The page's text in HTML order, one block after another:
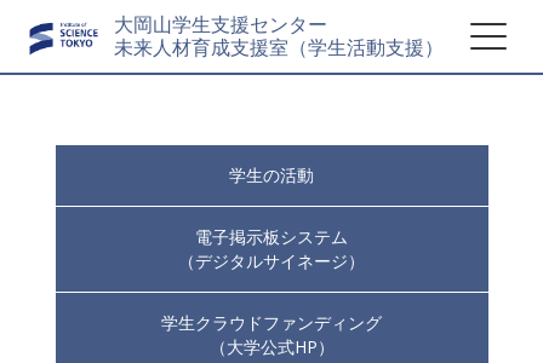
大岡山学生支援センター
未来人材育成支援室（学生活動支援）
学生の活動
電子掲示板システム
（デジタルサイネージ）
学生クラウドファンディング
（大学公式HP）